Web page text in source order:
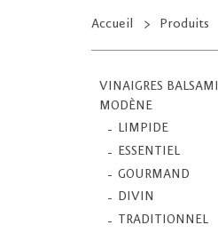
Accueil Produits
VINAIGRES
MODÈNE
LIMPIDE
ESSENTIEL
GOURMAND
DIVIN
TRADITIONNEL